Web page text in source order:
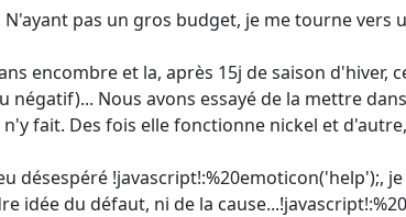
pas un gros budget, je me tourne vers
encombre et la, après 15j de saison d'hiver,
Nous avons essayé de la mettre
fait. Des fois elle fonctionne nickel et
désespéré !javascript!:%20emoticon('help');,
idée du défaut, ni de la